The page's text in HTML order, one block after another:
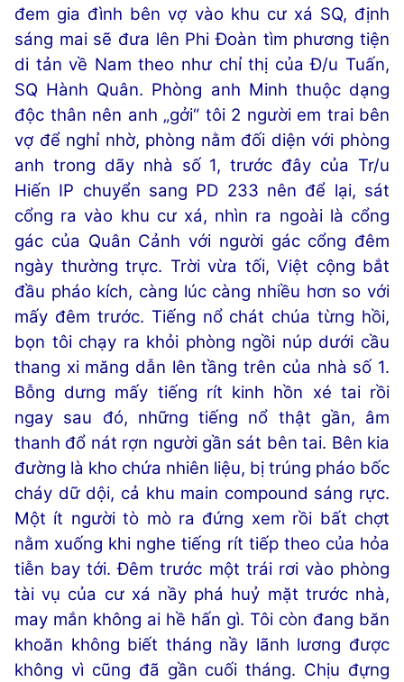
đem gia đình bên vợ vào khu cư xá SQ, định
sáng mai sẽ đưa lên Phi Đoàn tìm phương tiện
di tản về Nam theo như chỉ thị của Đ/u Tuấn,
SQ Hành Quân. Phòng anh Minh thuộc dạng
độc thân nên anh „gởi“ tôi 2 người em trai bên
vợ để nghỉ nhờ, phòng nằm đối diện với phòng
anh trong dãy nhà số 1, trước đây của Tr/u
Hiến IP chuyển sang PD 233 nên để lại, sát
cổng ra vào khu cư xá, nhìn ra ngoài là cổng
gác của Quân Cảnh với người gác cổng đêm
ngày thường trực. Trời vừa tối, Việt cộng bắt
đầu pháo kích, càng lúc càng nhiều hơn so với
mấy đêm trước. Tiếng nổ chát chúa từng hồi,
bọn tôi chạy ra khỏi phòng ngồi núp dưới cầu
thang xi măng dẫn lên tầng trên của nhà số 1.
Bỗng dưng mấy tiếng rít kinh hồn xé tai rồi
ngay sau đó, những tiếng nổ thật gần, âm
thanh đổ nát rợn người gần sát bên tai. Bên kia
đường là kho chứa nhiên liệu, bị trúng pháo bốc
cháy dữ dội, cả khu main compound sáng rực.
Một ít người tò mò ra đứng xem rồi bất chợt
nằm xuống khi nghe tiếng rít tiếp theo của hỏa
tiễn bay tới. Đêm trước một trái rơi vào phòng
tài vụ của cư xá nầy phá huỷ mặt trước nhà,
may mắn không ai hề hấn gì. Tôi còn đang băn
khoăn không biết tháng nầy lãnh lương được
không vì cũng đã gần cuối tháng. Chịu đựng